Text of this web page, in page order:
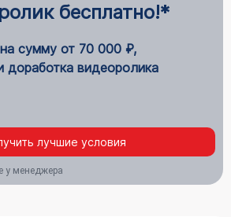
бесплатно!*
сумму от 70 000 ₽,
доработка видеоролика
лучшие условия
у менеджера